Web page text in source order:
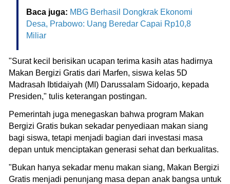
Baca juga: MBG Berhasil Dongkrak Ekonomi
Desa, Prabowo: Uang Beredar Capai Rp10,8
Miliar
"Surat kecil berisikan ucapan terima kasih atas hadirnya
Makan Bergizi Gratis dari Marfen, siswa kelas 5D
Madrasah Ibtidaiyah (MI) Darussalam Sidoarjo, kepada
Presiden," tulis keterangan postingan.
Pemerintah juga menegaskan bahwa program Makan
Bergizi Gratis bukan sekadar penyediaan makan siang
bagi siswa, tetapi menjadi bagian dari investasi masa
depan untuk menciptakan generasi sehat dan berkualitas.
"Bukan hanya sekadar menu makan siang, Makan Bergizi
Gratis menjadi penunjang masa depan anak bangsa untuk